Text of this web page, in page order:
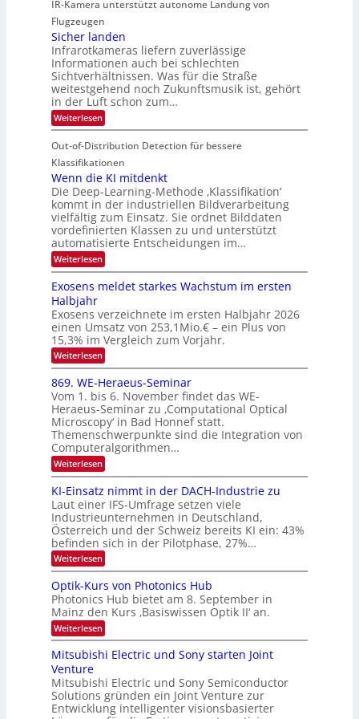
-
M
e
m
s
u
n
d
M
a
n
t
i
S
p
e
c
t
r
l
i
c
h
k
e
i
t
e
d
e
r
i
n
V
I
S
I
O
N
T
e
c
h
T
a
l
k
u
i
d
e
d
T
o
u
r
u
d
e
r
V
S
O
N
2
0
2
6
IR-Kamera unterstützt autonome Landung von
Flugzeugen
Sicher landen
Infrarotkameras liefern zuverlässige
Informationen auch bei schlechten
Sichtverhältnissen. Was für die Straße
weitestgehend noch Zukunftsmusik ist, gehört
in der Luft schon zum…
Weiterlesen:
S
c
h
l
a
n
d
e
n
Out-of-Distribution Detection für bessere
Klassifikationen
Wenn die KI mitdenkt
Die Deep-Learning-Methode ‚Klassifikation‘
kommt in der industriellen Bildverarbeitung
vielfältig zum Einsatz. Sie ordnet Bilddaten
vordefinierten Klassen zu und unterstützt
automatisierte Entscheidungen im…
Weiterlesen:
W
n
d
i
e
K
I
m
i
t
d
e
n
k
t
Exosens meldet starkes Wachstum im ersten
Halbjahr
Exosens verzeichnete im ersten Halbjahr 2026
einen Umsatz von 253,1Mio.€ – ein Plus von
15,3% im Vergleich zum Vorjahr.
Weiterlesen:
E
x
o
s
e
n
s
m
e
l
d
e
t
s
t
a
r
k
e
W
a
c
h
s
u
i
m
e
r
869. WE-Heraeus-Seminar
Vom 1. bis 6. November findet das WE-
Heraeus-Seminar zu ‚Computational Optical
Microscopy‘ in Bad Honnef statt.
Themenschwerpunkte sind die Integration von
Computeralgorithmen…
Weiterlesen:
8
9
.
W
E
-
H
e
r
a
e
u
s
-
S
e
n
a
r
KI-Einsatz nimmt in der DACH-Industrie zu
Laut einer IFS-Umfrage setzen viele
Industrieunternehmen in Deutschland,
Österreich und der Schweiz bereits KI ein: 43%
befinden sich in der Pilotphase, 27%…
Weiterlesen:
K
-
E
i
n
s
a
t
n
m
m
Optik-Kurs von Photonics Hub
Photonics Hub bietet am 8. September in
Mainz den Kurs ‚Basiswissen Optik II‘ an.
Weiterlesen:
O
p
t
k
-
K
Mitsubishi Electric und Sony starten Joint
Venture
Mitsubishi Electric und Sony Semiconductor
Solutions gründen ein Joint Venture zur
Entwicklung intelligenter visionsbasierter